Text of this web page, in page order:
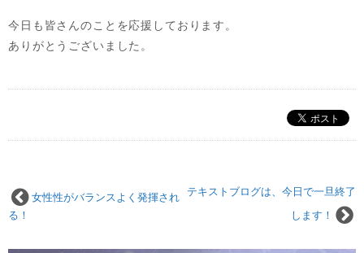
今日も皆さんのことを応援しております。
ありがとうございました。
テキストブログは、今日で一旦終了
します！
女性性がバランスよく発揮され
る！